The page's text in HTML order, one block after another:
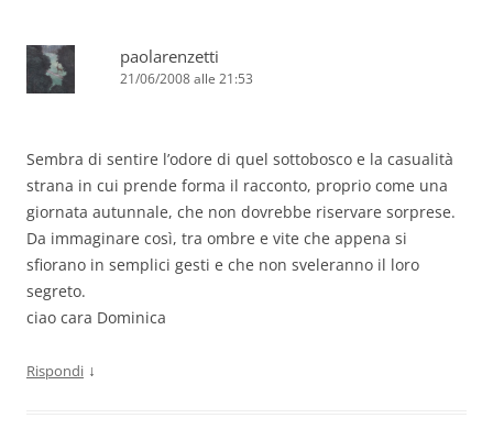
paolarenzetti
21/06/2008 alle 21:53
Sembra di sentire l’odore di quel sottobosco e la casualità
strana in cui prende forma il racconto, proprio come una
giornata autunnale, che non dovrebbe riservare sorprese.
Da immaginare così, tra ombre e vite che appena si
sfiorano in semplici gesti e che non sveleranno il loro
segreto.
ciao cara Dominica
Rispondi ↓